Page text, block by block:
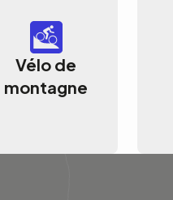
Vélo de
montagne